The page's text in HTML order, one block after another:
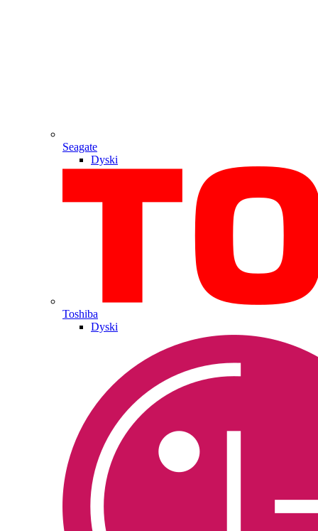
Seagate
Dyski
Toshiba
Dyski